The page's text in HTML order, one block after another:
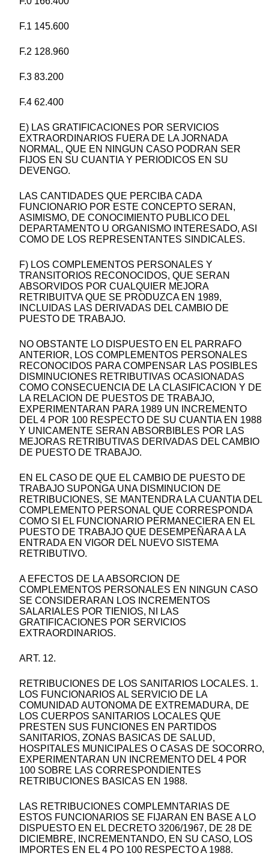
F.1 145.600
F.2 128.960
F.3 83.200
F.4 62.400
E) LAS GRATIFICACIONES POR SERVICIOS
EXTRAORDINARIOS FUERA DE LA JORNADA
NORMAL, QUE EN NINGUN CASO PODRAN SER
FIJOS EN SU CUANTIA Y PERIODICOS EN SU
DEVENGO.
LAS CANTIDADES QUE PERCIBA CADA
FUNCIONARIO POR ESTE CONCEPTO SERAN,
ASIMISMO, DE CONOCIMIENTO PUBLICO DEL
DEPARTAMENTO U ORGANISMO INTERESADO, ASI
COMO DE LOS REPRESENTANTES SINDICALES.
F) LOS COMPLEMENTOS PERSONALES Y
TRANSITORIOS RECONOCIDOS, QUE SERAN
ABSORVIDOS POR CUALQUIER MEJORA
RETRIBUITVA QUE SE PRODUZCA EN 1989,
INCLUIDAS LAS DERIVADAS DEL CAMBIO DE
PUESTO DE TRABAJO.
NO OBSTANTE LO DISPUESTO EN EL PARRAFO
ANTERIOR, LOS COMPLEMENTOS PERSONALES
RECONOCIDOS PARA COMPENSAR LAS POSIBLES
DISMINUCIONES RETRIBUTIVAS OCASIONADAS
COMO CONSECUENCIA DE LA CLASIFICACION Y DE
LA RELACION DE PUESTOS DE TRABAJO,
EXPERIMENTARAN PARA 1989 UN INCREMENTO
DEL 4 POR 100 RESPECTO DE SU CUANTIA EN 1988
Y UNICAMENTE SERAN ABSORBIBLES POR LAS
MEJORAS RETRIBUTIVAS DERIVADAS DEL CAMBIO
DE PUESTO DE TRABAJO.
EN EL CASO DE QUE EL CAMBIO DE PUESTO DE
TRABAJO SUPONGA UNA DISMINUCION DE
RETRIBUCIONES, SE MANTENDRA LA CUANTIA DEL
COMPLEMENTO PERSONAL QUE CORRESPONDA
COMO SI EL FUNCIONARIO PERMANECIERA EN EL
PUESTO DE TRABAJO QUE DESEMPEÑARA A LA
ENTRADA EN VIGOR DEL NUEVO SISTEMA
RETRIBUTIVO.
A EFECTOS DE LA ABSORCION DE
COMPLEMENTOS PERSONALES EN NINGUN CASO
SE CONSIDERARAN LOS INCREMENTOS
SALARIALES POR TIENIOS, NI LAS
GRATIFICACIONES POR SERVICIOS
EXTRAORDINARIOS.
ART. 12.
RETRIBUCIONES DE LOS SANITARIOS LOCALES. 1.
LOS FUNCIONARIOS AL SERVICIO DE LA
COMUNIDAD AUTONOMA DE EXTREMADURA, DE
LOS CUERPOS SANITARIOS LOCALES QUE
PRESTEN SUS FUNCIONES EN PARTIDOS
SANITARIOS, ZONAS BASICAS DE SALUD,
HOSPITALES MUNICIPALES O CASAS DE SOCORRO,
EXPERIMENTARAN UN INCREMENTO DEL 4 POR
100 SOBRE LAS CORRESPONDIENTES
RETRIBUCIONES BASICAS EN 1988.
LAS RETRIBUCIONES COMPLEMNTARIAS DE
ESTOS FUNCIONARIOS SE FIJARAN EN BASE A LO
DISPUESTO EN EL DECRETO 3206/1967, DE 28 DE
DICIEMBRE, INCREMENTANDO, EN SU CASO, LOS
IMPORTES EN EL 4 PO 100 RESPECTO A 1988.